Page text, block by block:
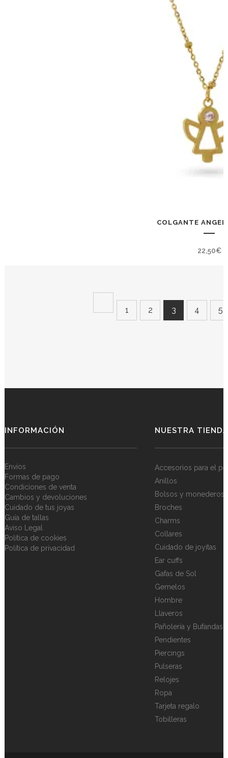
COLGANTE
22,50€
1 2 3 4 5
INFORMACIÓN
Envíos
Formas de pago
Condiciones de venta
Cambios y devoluciones
Cuidado de tus joyas
Guía de tallas
Aviso Legal
Política de cookies
Política de privacidad
NUESTRA TIENDA
Accesorios para el
Anillos
Bolsos y monederos
Broches
Charms
Collares
Cuidado de joyitas
Ear cuffs
Gafas de Sol
Gemelos
Hombre
Llaveros
Pañolería y Bufandas
Pendientes
Piercings
Pulseras
Relojes
Ropa
Tarjeta regalo
Tobilleras